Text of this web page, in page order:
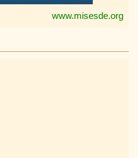
www.misesde.org